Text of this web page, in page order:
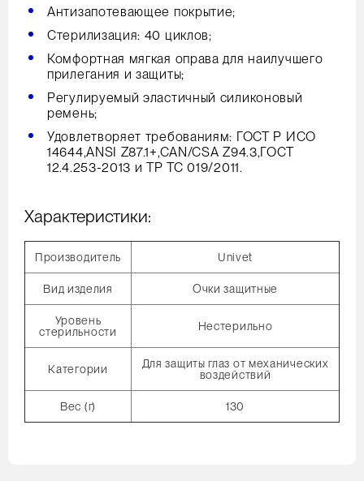
Антизапотевающее покрытие;
Стерилизация: 40 циклов;
Комфортная мягкая оправа для наилучшего
прилегания и защиты;
Регулируемый эластичный силиконовый
ремень;
Удовлетворяет требованиям: ГОСТ Р ИСО
14644,ANSI Z87.1+,CAN/CSA Z94.3,ГОСТ
12.4.253-2013 и ТР ТС 019/2011.
Характеристики:
Производитель Univet
Вид изделия Очки защитные
Уровень
стерильности
Нестерильно
Категории
Для защиты глаз от механических
воздействий
Вес (г) 130